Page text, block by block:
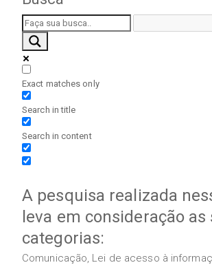
Exact matches only
Search in title
Search in content
A pesquisa realizada
leva em consideração
categorias:
Comunicação, Lei de acesso à